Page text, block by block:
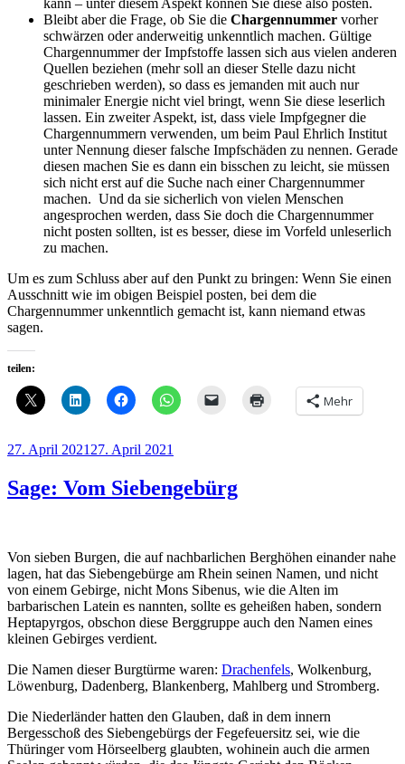
Bleibt aber die Frage, ob Sie die Chargennummer vorher
schwärzen oder anderweitig unkenntlich machen. Gültige
Chargennummer der Impfstoffe lassen sich aus vielen anderen
Quellen beziehen (mehr soll an dieser Stelle dazu nicht
geschrieben werden), so dass es jemanden mit auch nur
minimaler Energie nicht viel bringt, wenn Sie diese leserlich
lassen. Ein zweiter Aspekt, ist, dass viele Impfgegner die
Chargennummern verwenden, um beim Paul Ehrlich Institut
unter Nennung dieser falsche Impfschäden zu nennen. Gerade
diesen machen Sie es dann ein bisschen zu leicht, sie müssen
sich nicht erst auf die Suche nach einer Chargennummer
machen. Und da sie sicherlich von vielen Menschen
angesprochen werden, dass Sie doch die Chargennummer
nicht posten sollten, ist es besser, diese im Vorfeld unleserlich
zu machen.
Um es zum Schluss aber auf den Punkt zu bringen: Wenn Sie einen
Ausschnitt wie im obigen Beispiel posten, bei dem die
Chargennummer unkenntlich gemacht ist, kann niemand etwas
sagen.
teilen:
Mehr
Veröffentlicht
27. April 2021 27. April 2021
Sage: Vom Siebengebürg
Von sieben Burgen, die auf nachbarlichen Berghöhen einander nahe
lagen, hat das Siebengebürge am Rhein seinen Namen, und nicht
von einem Gebirge, nicht Mons Sibenus, wie die Alten im
barbarischen Latein es nannten, sollte es geheißen haben, sondern
Heptapyrgos, obschon diese Berggruppe auch den Namen eines
kleinen Gebirges verdient.
Die Namen dieser Burgtürme waren: Drachenfels, Wolkenburg,
Löwenburg, Dadenberg, Blankenberg, Mahlberg und Stromberg.
Die Niederländer hatten den Glauben, daß in dem innern
Bergesschoß des Siebengebürgs der Fegefeuersitz sei, wie die
Thüringer vom Hörseelberg glaubten, wohinein auch die armen